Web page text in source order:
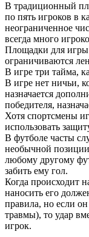
В традиционный
по пять игроков в
неограниченное
всегда много
Площадки для игры
ограничиваются
В игре три тайма,
В игре нет ничьи,
назначается
победителя,
Хотя спортсмены
использовать
В футболе часты
необычной
любому другому
забить ему гол.
Когда происходит
наносить его
правила, но если
травмы), то удар
игрок.